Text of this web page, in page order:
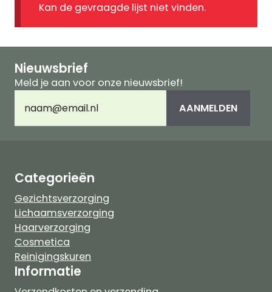
Kan de gevraagde lijst niet vinden.
Nieuwsbrief
Meld je aan voor onze nieuwsbrief!
mailadres(Vereist) AANMELDEN
Categorieën
Gezichtsverzorging
Lichaamsverzorging
Haarverzorging
Cosmetica
Reinigingskuren
Informatie